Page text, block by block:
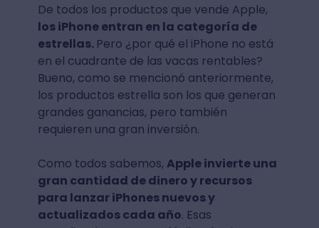
De todos los productos que vende Apple,
los iPhone entran en la categoría de
estrellas. Pero ¿por qué el iPhone no está
en el cuadrante de las vacas rentables?
Bueno, como se mencionó anteriormente,
los productos estrella son los que generan
grandes ganancias, pero también
requieren una gran inversión.
Como todos sabemos, Apple invierte una
gran cantidad de dinero y recursos
para lanzar iPhones nuevos y
actualizados cada año. Esas